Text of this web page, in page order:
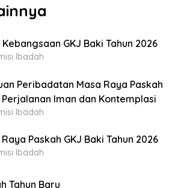
Kebangsaan GKJ Baki Tahun 2026
Ibadah
Peribadatan Masa Raya Paskah
Perjalanan Iman dan Kontemplasi
Ibadah
Paskah GKJ Baki Tahun 2026
Ibadah
Tahun Baru